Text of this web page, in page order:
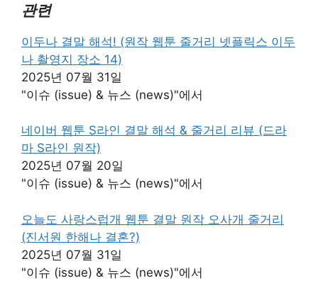
관련
이두나 결말 해석! (원작 웹툰 줄거리 넷플릭스 이두
나 촬영지 장소 14)
2025년 07월 31일
"이슈 (issue) & 뉴스 (news)"에서
네이버 웹툰 S라인 결말 해석 & 줄거리 리뷰 (드라
마 S라인 원작)
2025년 07월 20일
"이슈 (issue) & 뉴스 (news)"에서
오늘도 사랑스럽개 웹툰 결말 원작 오사개 줄거리
(진서원 한해나 결혼?)
2025년 07월 31일
"이슈 (issue) & 뉴스 (news)"에서